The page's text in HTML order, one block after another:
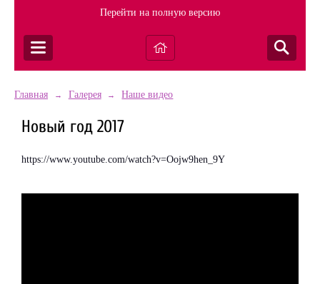
Перейти на полную версию
Главная → Галерея → Наше видео
Новый год 2017
https://www.youtube.com/watch?v=Oojw9hen_9Y